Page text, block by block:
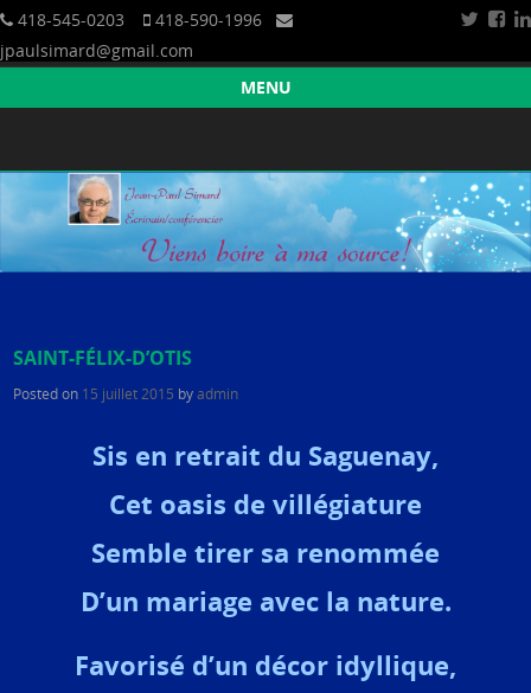
418-545-0203
418-590-1996
jpaulsimard@gmail.com
Jean-Paul Simard — Écrivain/Conférencier
Croissance humaine et spirituelleMENU
SAINT-FÉLIX-D’OTIS
Posted on 15 juillet 2015 byadmin
Sis en retrait du Saguenay,
Cet oasis de villégiature
Semble tirer sa renommée
D’un mariage avec la nature.
Favorisé d’un décor idyllique,